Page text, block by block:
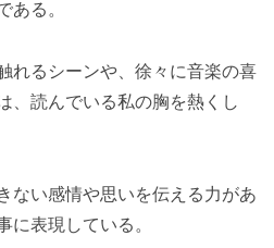
る。
れるシーンや、徐々に音楽の喜
、読んでいる私の胸を熱くし
ない感情や思いを伝える力があ
に表現している。